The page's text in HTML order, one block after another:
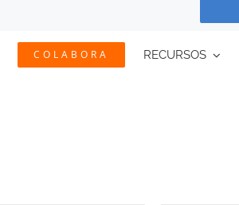
COLABORA RECURSOS